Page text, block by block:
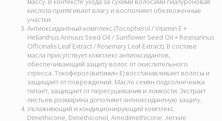
кислота притягивает влагу и восполняет обезвоженные
участки.
Антиоксидантный комплекс (Tocopherol / Vitamin E +
Helianthus Annuus Seed Oil / Sunflower Seed Oil + Rosmarinus
Officinalis Leaf Extract / Rosemary Leaf Extract): В составе
масла присутствует комплекс антиоксидантов,
обеспечивающий защиту волос от окислительного
стресса. Токоферол (витамин Е) восстанавливает волосы и
защищает от повреждений. Масло семян подсолнечника
питает, защищает от пересушивания и ломкости. Экстракт
листьев розмарина дополняет антиоксидантную защиту.
Увлажняющий и кондиционирующий комплекс.
Dimethicone, Dimethiconol, Amodimethicone: легкие